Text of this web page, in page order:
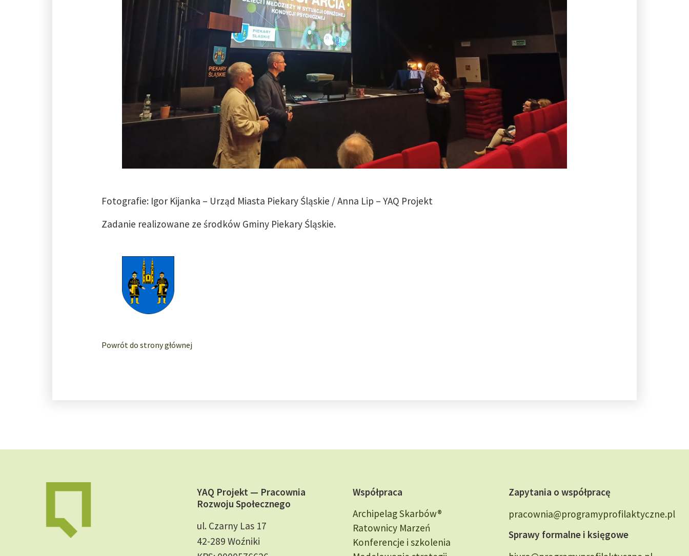
Fotografie: Igor Kijanka – Urząd Miasta Piekary Śląskie / Anna Lip – YAQ Projekt
Zadanie realizowane ze środków Gminy Piekary Śląskie.
Powrót do strony głównej
YAQ Projekt — Pracownia
Rozwoju Społecznego
ul. Czarny Las 17
42-289 Woźniki
Współpraca
Archipelag Skarbów®
Ratownicy Marzeń
Konferencje i szkolenia
Zapytania o współpracę
pracownia@programyprofilaktyczne.pl
Sprawy formalne i księgowe